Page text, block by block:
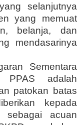
selanjutnya
yang memuat
belanja, dan
mendasarinya
Sementara
PPAS adalah
patokan batas
kepada
sebagai acuan